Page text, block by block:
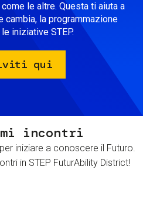
le altre. Questa ti aiuta a
cambia, la programmazione
iniziative STEP.
qui
incontri
iniziare a conoscere il Futuro.
in STEP FuturAbility District!